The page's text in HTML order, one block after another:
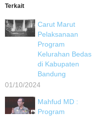
Terkait
Carut Marut
Pelaksanaan
Program
Kelurahan Bedas
di Kabupaten
Bandung
01/10/2024
Mahfud MD :
Program